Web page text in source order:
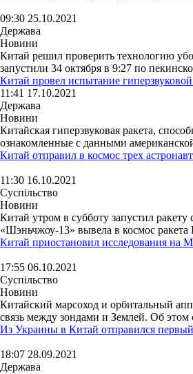
09:30 25.10.2021
Держава
Новини
Китай решил проверить технологию
запустили 34 октября в 9:27 по
Китай провел испытание
11:41 17.10.2021
Держава
Новини
Китайская гиперзвуковая ракета,
ознакомленные с данными
Китай отправил в космос трех
11:30 16.10.2021
Суспільство
Новини
Китай утром в субботу запустил
«Шэньчжоу-13» вывела в космос ракета
Китай приостановил исследования на
17:55 06.10.2021
Суспільство
Новини
Китайский марсоход и орбитальный
связь между зондами и Землей. Об
Из Украины в Китай отправился
18:07 28.09.2021
Держава